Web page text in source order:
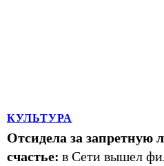
КУЛЬТУРА
Отсидела за запретную
счастье: в Сети вышел